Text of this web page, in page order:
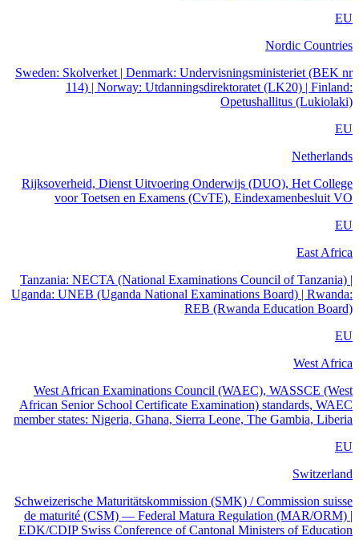
EU
Nordic Countries
Sweden: Skolverket | Denmark: Undervisningsministeriet (BEK nr
114) | Norway: Utdanningsdirektoratet (LK20) | Finland:
Opetushallitus (Lukiolaki)
EU
Netherlands
Rijksoverheid, Dienst Uitvoering Onderwijs (DUO), Het College
voor Toetsen en Examens (CvTE), Eindexamenbesluit VO
EU
East Africa
Tanzania: NECTA (National Examinations Council of Tanzania) |
Uganda: UNEB (Uganda National Examinations Board) | Rwanda:
REB (Rwanda Education Board)
EU
West Africa
West African Examinations Council (WAEC), WASSCE (West
African Senior School Certificate Examination) standards, WAEC
member states: Nigeria, Ghana, Sierra Leone, The Gambia, Liberia
EU
Switzerland
Schweizerische Maturitätskommission (SMK) / Commission suisse
de maturité (CSM) — Federal Matura Regulation (MAR/ORM) |
EDK/CDIP Swiss Conference of Cantonal Ministers of Education